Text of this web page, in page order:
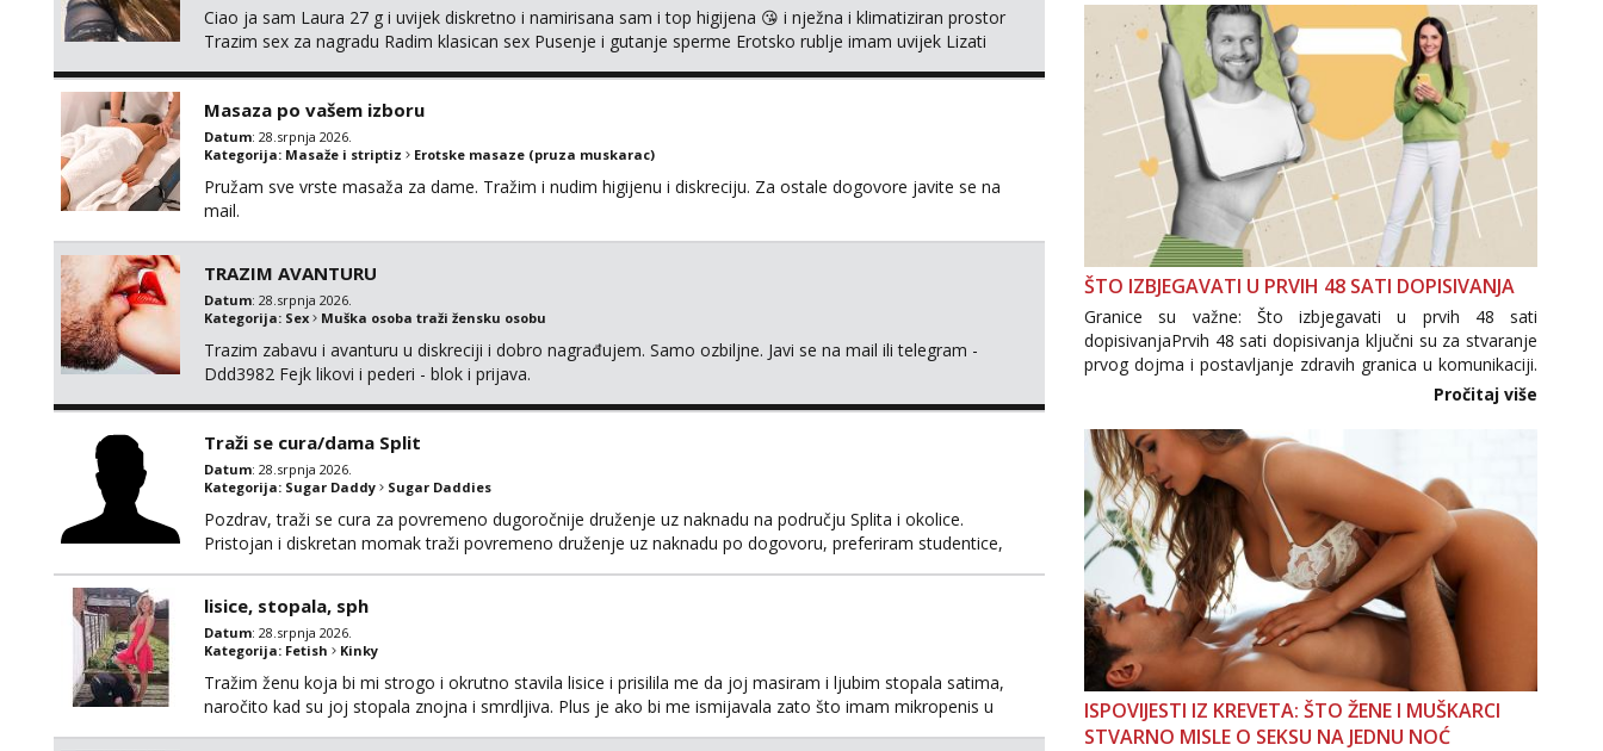
Ciao ja sam Laura 27 g i uvijek diskretno i namirisana sam i top higijena 😘 i nježna i klimatiziran prostor
Trazim sex za nagradu Radim klasican sex Pusenje i gutanje sperme Erotsko rublje imam uvijek Lizati
Masaza po vašem izboru
Datum: 28.srpnja 2026.
Kategorija: Masaže i striptiz Erotske masaze (pruza muskarac)
Pružam sve vrste masaža za dame. Tražim i nudim higijenu i diskreciju. Za ostale dogovore javite se na
mail.
TRAZIM AVANTURU
Datum: 28.srpnja 2026.
Kategorija: Sex Muška osoba traži žensku osobu
Trazim zabavu i avanturu u diskreciji i dobro nagrađujem. Samo ozbiljne. Javi se na mail ili telegram -
Ddd3982 Fejk likovi i pederi - blok i prijava.
Traži se cura/dama Split
Datum: 28.srpnja 2026.
Kategorija: Sugar Daddy Sugar Daddies
Pozdrav, traži se cura za povremeno dugoročnije druženje uz naknadu na području Splita i okolice.
Pristojan i diskretan momak traži povremeno druženje uz naknadu po dogovoru, preferiram studentice,
lisice, stopala, sph
Datum: 28.srpnja 2026.
Kategorija: Fetish Kinky
Tražim ženu koja bi mi strogo i okrutno stavila lisice i prisilila me da joj masiram i ljubim stopala satima,
naročito kad su joj stopala znojna i smrdljiva. Plus je ako bi me ismijavala zato što imam mikropenis u
ŠTO IZBJEGAVATI U PRVIH 48 SATI DOPISIVANJA
Granice su važne: Što izbjegavati u prvih 48 sati
dopisivanjaPrvih 48 sati dopisivanja ključni su za stvaranje
prvog dojma i postavljanje zdravih granica u komunikaciji.
Važno je izbjeći prebrzo otkrivanje osobnih ili intimnih
informacija, jer nepoznata osoba još nije zaslužila to
povjerenje. Takođe...
Pročitaj više
ISPOVIJESTI IZ KREVETA: ŠTO ŽENE I MUŠKARCI
STVARNO MISLE O SEKSU NA JEDNU NOĆ